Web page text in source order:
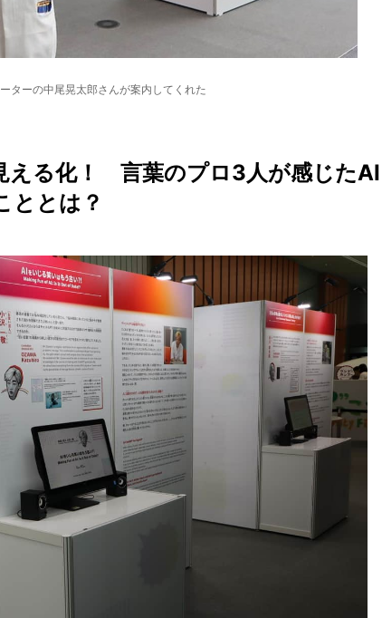
ターの中尾晃太郎さんが案内してくれた
える化！ 言葉のプロ3人が感じたAI
ととは？